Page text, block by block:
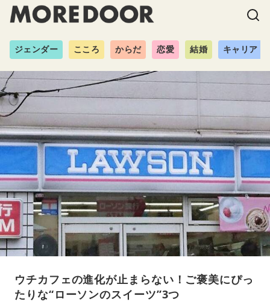
ジェンダー こころ からだ 恋愛 結婚 キャリア
ウチカフェの進化が止まらない！ご褒美にぴっ
たりな“ローソンのスイーツ”3つ